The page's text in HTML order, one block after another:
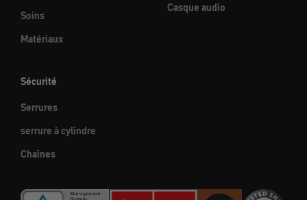
Soins
Matériaux
Casque audio
Sécurité
Serrures
serrure à cylindre
Chaînes